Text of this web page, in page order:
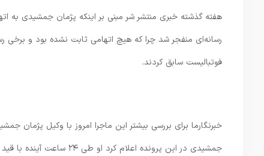
هفته گذشته خبری منتشر شر مبنی بر اینکه پژمان جمشیدی
رسانه‌ای منفجر شد چرا که هیچ اتهامی ثابت نشده بود و برخی
فوتبالیست سابق کردند.
خبرنگارما برای بررسی بیشتر این ماجرا امروز با وکیل
جمشیدی در این پرونده